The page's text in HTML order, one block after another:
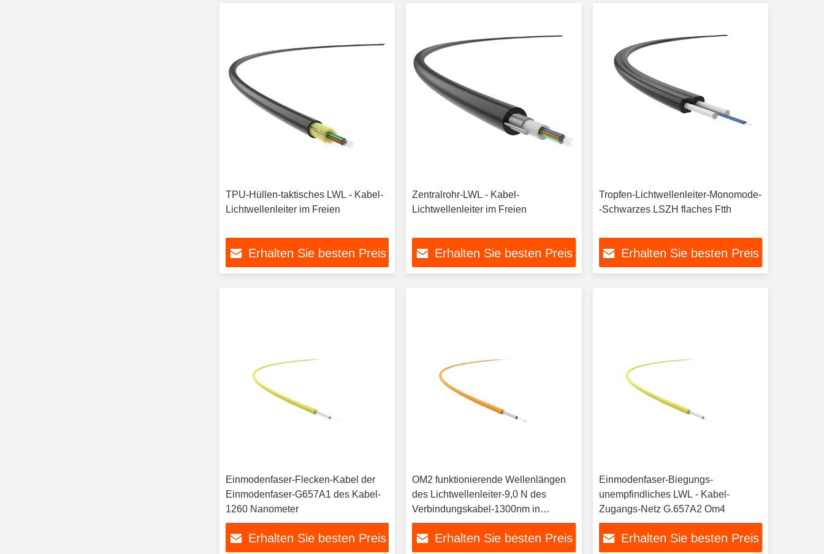
TPU-Hüllen-taktisches LWL - Kabel-
Lichtwellenleiter im Freien
Erhalten Sie besten Preis
Zentralrohr-LWL - Kabel-
Lichtwellenleiter im Freien
Erhalten Sie besten Preis
Tropfen-Lichtwellenleiter-Monomode-
-Schwarzes LSZH flaches Ftth
Erhalten Sie besten Preis
Einmodenfaser-Flecken-Kabel der
Einmodenfaser-G657A1 des Kabel-
1260 Nanometer
Erhalten Sie besten Preis
OM2 funktionierende Wellenlängen
des Lichtwellenleiter-9,0 N des
Verbindungskabel-1300nm in
mehreren Betriebsarten
Erhalten Sie besten Preis
Einmodenfaser-Biegungs-
unempfindliches LWL - Kabel-
Zugangs-Netz G.657A2 Om4
Erhalten Sie besten Preis